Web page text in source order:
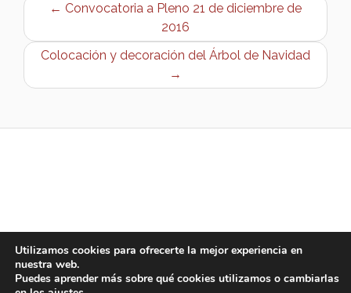
← Convocatoria a Pleno 21 de diciembre de
2016
Colocación y decoración del Árbol de Navidad
→
Utilizamos cookies para ofrecerte la mejor experiencia en
nuestra web.
Puedes aprender más sobre qué cookies utilizamos o cambiarlas